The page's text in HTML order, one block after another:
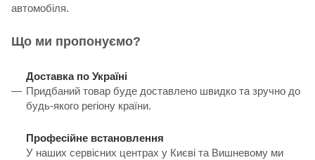
автомобіля.
Що ми пропонуємо?
Доставка по Україні
Придбаний товар буде доставлено швидко та зручно до
будь-якого регіону країни.
Професійне встановлення
У наших сервісних центрах у Києві та Вишневому ми